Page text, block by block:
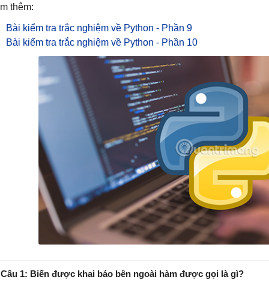
thêm:
Bài kiểm tra trắc nghiệm về Python - Phần 9
Bài kiểm tra trắc nghiệm về Python - Phần 10
Câu 1: Biến được khai báo bên ngoài hàm được gọi là gì?